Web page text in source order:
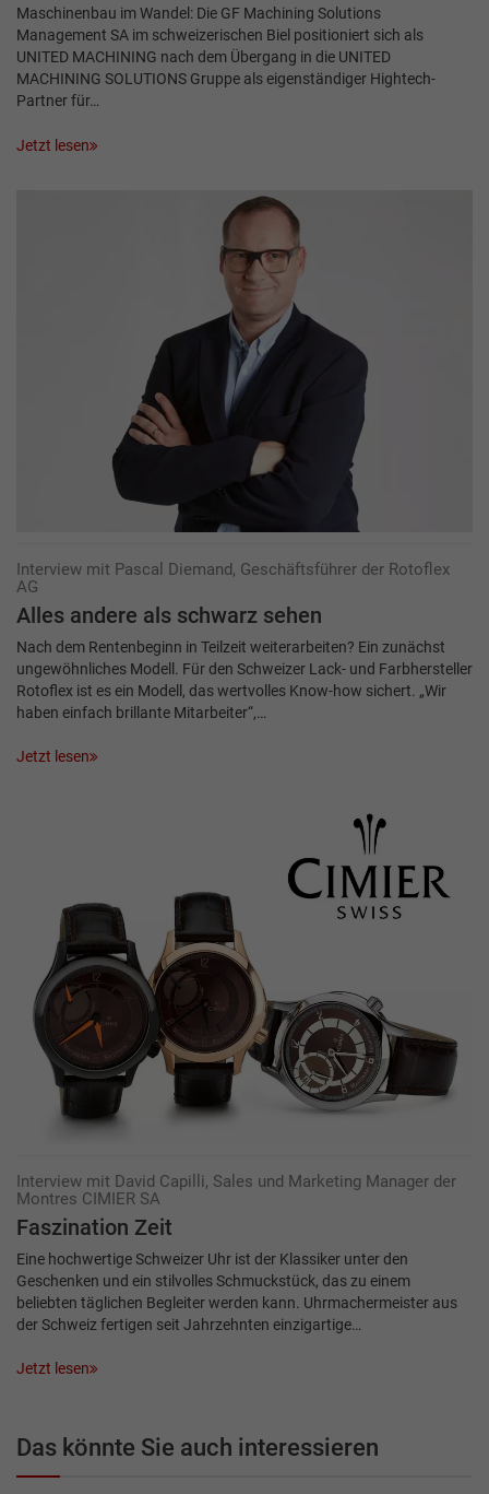
Maschinenbau im Wandel: Die GF Machining Solutions
Management SA im schweizerischen Biel positioniert sich als
UNITED MACHINING nach dem Übergang in die UNITED
MACHINING SOLUTIONS Gruppe als eigenständiger Hightech-
Partner für…
Jetzt lesen
Interview mit Pascal Diemand, Geschäftsführer der Rotoflex
AG
Alles andere als schwarz sehen
Nach dem Rentenbeginn in Teilzeit weiterarbeiten? Ein zunächst
ungewöhnliches Modell. Für den Schweizer Lack- und Farbhersteller
Rotoflex ist es ein Modell, das wertvolles Know-how sichert. „Wir
haben einfach brillante Mitarbeiter“,…
Jetzt lesen
Interview mit David Capilli, Sales und Marketing Manager der
Montres CIMIER SA
Faszination Zeit
Eine hochwertige Schweizer Uhr ist der Klassiker unter den
Geschenken und ein stilvolles Schmuckstück, das zu einem
beliebten täglichen Begleiter werden kann. Uhrmachermeister aus
der Schweiz fertigen seit Jahrzehnten einzigartige…
Jetzt lesen
Das könnte Sie auch interessieren